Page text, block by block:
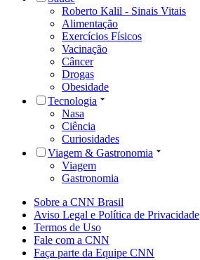
Roberto Kalil - Sinais Vitais
Alimentação
Exercícios Físicos
Vacinação
Câncer
Drogas
Obesidade
Tecnologia
Nasa
Ciência
Curiosidades
Viagem & Gastronomia
Viagem
Gastronomia
Sobre a CNN Brasil
Aviso Legal e Política de Privacidade
Termos de Uso
Fale com a CNN
Faça parte da Equipe CNN